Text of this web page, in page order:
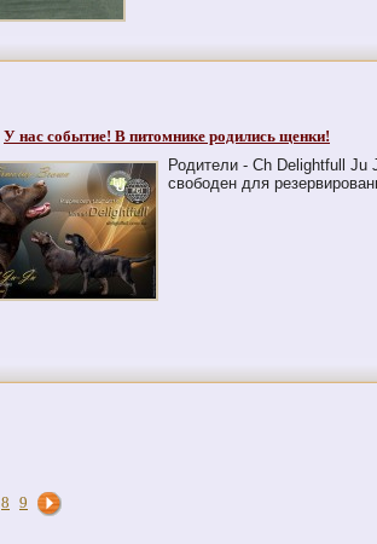
У нас событие! В питомнике родились щенки!
Родители - Ch Delightfull Ju
свободен для
8 9